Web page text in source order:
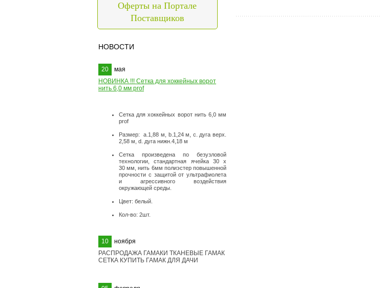
Оферты на Портале
Поставщиков
НОВОСТИ
20
мая
НОВИНКА !!! Сетка для хоккейных ворот
нить 6,0 мм prof
Сетка для хоккейных ворот нить 6,0 мм
prof
Размер: а.1,88 м, b.1,24 м, с. дуга верх.
2,58 м, d. дуга нижн.4,18 м
Сетка произведена по безузловой
технологии, стандартная ячейка 30 х
30 мм, нить 6мм полиэстер повышенной
прочности с защитой от ультрафиолета
и агрессивного воздействия
окружающей среды.
Цвет: белый.
Кол-во: 2шт.
10
ноября
РАСПРОДАЖА ГАМАКИ ТКАНЕВЫЕ ГАМАК
СЕТКА КУПИТЬ ГАМАК ДЛЯ ДАЧИ